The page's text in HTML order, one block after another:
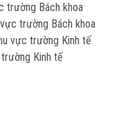
trường Bách khoa
trường Bách khoa
vực trường Kinh tế
Kinh tế